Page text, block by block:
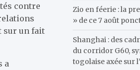
contre
sur un fait
a
Zio en féerie : la
» de ce 7 août
Shanghai : des
du corridor G60,
togolaise axée sur